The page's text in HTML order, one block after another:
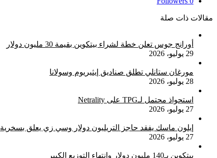
مقالات ذات صلة
أورانج جوس تعلن خطة لشراء بيتكوين بقيمة 30 مليون دولار
29 يوليو، 2026
مورغان ستانلي تطلق صناديق إيثيريوم وسولانا
28 يوليو، 2026
استحواذ محتمل لـTPG على Netrality
27 يوليو، 2026
إيلون ماسك يفقد حاجز التريليون دولار وسي زي يعلق بسخرية
27 يوليو، 2026
بيتكوين بـ140 مليون دولار وانتهاء التوزيع الكبير